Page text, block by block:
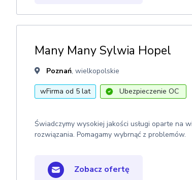
Many Many Sylwia Hopel
Poznań, wielkopolskie
wFirma od 5 lat Ubezpieczenie OC
Świadczymy wysokiej jakości usługi oparte na
rozwiązania. Pomagamy wybrnąć z problemów.
Zobacz ofertę